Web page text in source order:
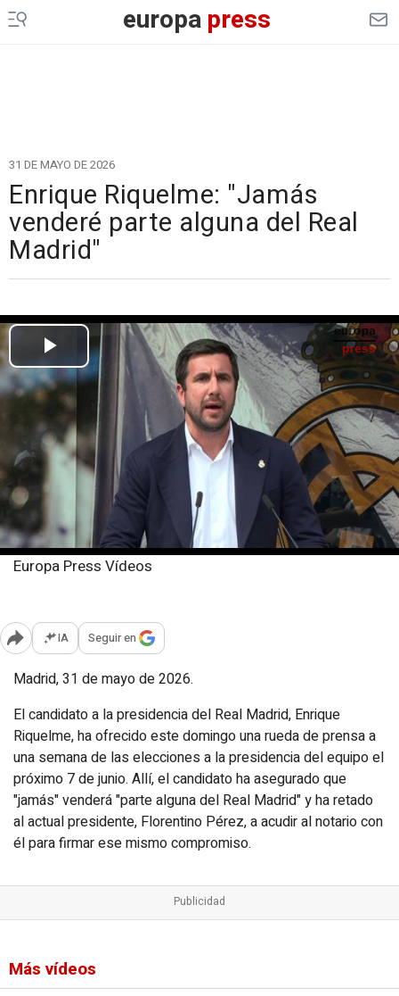
europapress
31 DE MAYO DE 2026
Enrique Riquelme: "Jamás
venderé parte alguna del Real
Madrid"
Europa Press Vídeos
Abrir opciones para compartir
IA Seguir en
Madrid, 31 de mayo de 2026.
El candidato a la presidencia del Real Madrid, Enrique
Riquelme, ha ofrecido este domingo una rueda de prensa a
una semana de las elecciones a la presidencia del equipo el
próximo 7 de junio. Allí, el candidato ha asegurado que
"jamás" venderá "parte alguna del Real Madrid" y ha retado
al actual presidente, Florentino Pérez, a acudir al notario con
él para firmar ese mismo compromiso.
Más vídeos